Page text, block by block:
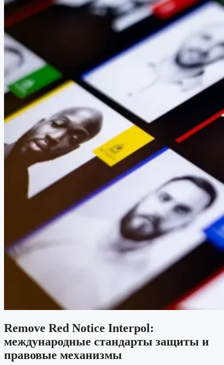
Remove Red Notice Interpol:
международные стандарты защиты и
правовые механизмы